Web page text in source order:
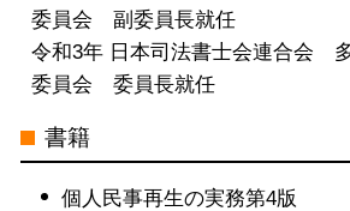
委員会 副委員長就任
令和3年 日本司法書士会連合会
委員会 委員長就任
書籍
個人民事再生の実務第4版